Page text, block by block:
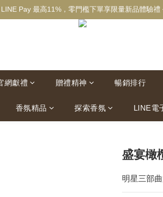
享✦ 首購輸入【welcome】滿$500現折$100 ──
熱帶果嶼限量系列，沉浸夏日慢旅時光 ── 立即
網獻禮 贈禮精神 暢銷排行
香氛精品 探索香氛 LINE電
盛宴橄
明星三部